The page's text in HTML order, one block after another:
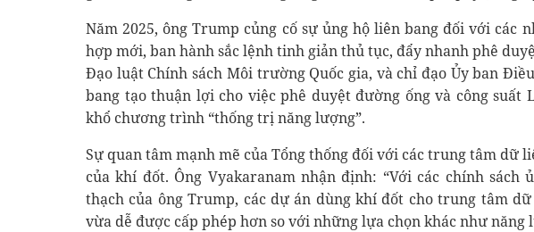
Năm 2025, ông Trump củng cố sự ủng hộ liên bang đối với các
hợp mới, ban hành sắc lệnh tinh giản thủ tục, đẩy nhanh phê
Đạo luật Chính sách Môi trường Quốc gia, và chỉ đạo Ủy ban
bang tạo thuận lợi cho việc phê duyệt đường ống và công suất
khổ chương trình “thống trị năng lượng”.
Sự quan tâm mạnh mẽ của Tổng thống đối với các trung tâm dữ
của khí đốt. Ông Vyakaranam nhận định: “Với các chính sách
thạch của ông Trump, các dự án dùng khí đốt cho trung tâm
vừa dễ được cấp phép hơn so với những lựa chọn khác như năng